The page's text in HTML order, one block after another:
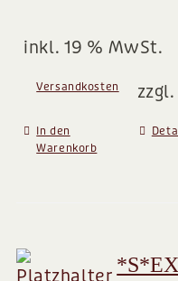
inkl. 19 % MwSt.
zzgl.
Versandkosten
In den
Warenkorb